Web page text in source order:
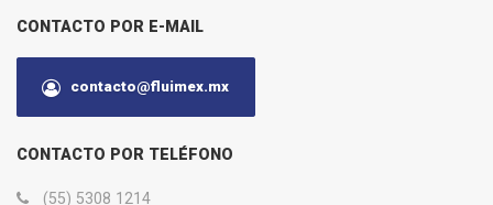
CONTACTO POR E-MAIL
contacto@fluimex.mx
CONTACTO POR TELÉFONO
(55) 5308 1214